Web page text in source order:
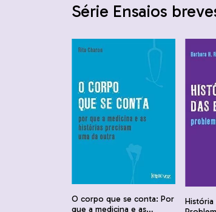
Série Ensaios
O corpo que se conta: Por
que a medicina e as